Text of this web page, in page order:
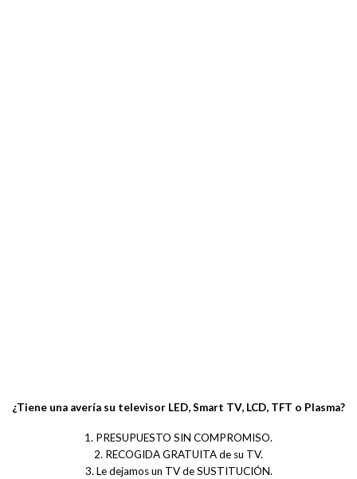
¿Tiene una avería su televisor LED, Smart TV, LCD, TFT o Plasma?
1. PRESUPUESTO SIN COMPROMISO.
2. RECOGIDA GRATUITA de su TV.
3. Le dejamos un TV de SUSTITUCIÓN.